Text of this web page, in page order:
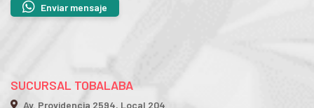
Enviar mensaje
SUCURSAL TOBALABA
Av. Providencia 2594, Local 204